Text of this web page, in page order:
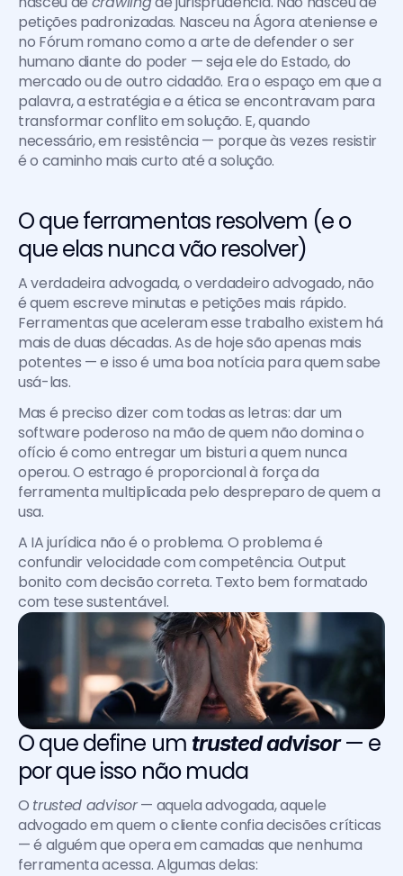
petições padronizadas. Nasceu na Ágora ateniense e
no Fórum romano como a arte de defender o ser
humano diante do poder — seja ele do Estado, do
mercado ou de outro cidadão. Era o espaço em que a
palavra, a estratégia e a ética se encontravam para
transformar conflito em solução. E, quando
necessário, em resistência — porque às vezes resistir
é o caminho mais curto até a solução.
O que ferramentas resolvem (e o
que elas nunca vão resolver)
A verdadeira advogada, o verdadeiro advogado, não
é quem escreve minutas e petições mais rápido.
Ferramentas que aceleram esse trabalho existem há
mais de duas décadas. As de hoje são apenas mais
potentes — e isso é uma boa notícia para quem sabe
usá-las.
Mas é preciso dizer com todas as letras: dar um
software poderoso na mão de quem não domina o
ofício é como entregar um bisturi a quem nunca
operou. O estrago é proporcional à força da
ferramenta multiplicada pelo despreparo de quem a
usa.
A IA jurídica não é o problema. O problema é
confundir velocidade com competência. Output
bonito com decisão correta. Texto bem formatado
com tese sustentável.
O que define um trusted advisor — e
por que isso não muda
O trusted advisor — aquela advogada, aquele
advogado em quem o cliente confia decisões críticas
— é alguém que opera em camadas que nenhuma
ferramenta acessa. Algumas delas: